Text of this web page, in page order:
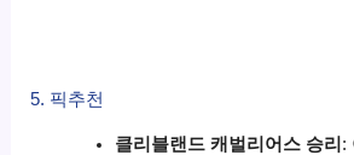
5. 픽추천
클리블랜드 캐벌리어스 승리 :